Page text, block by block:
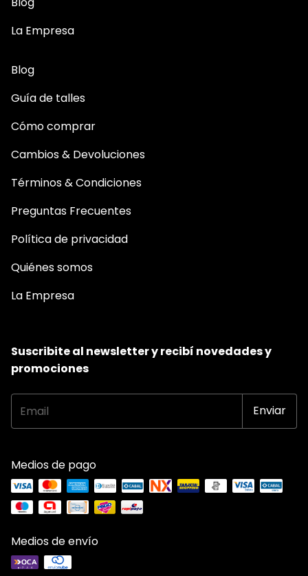
La Empresa
Blog
Guía de talles
Cómo comprar
Cambios & Devoluciones
Términos & Condiciones
Preguntas Frecuentes
Política de privacidad
Quiénes somos
La Empresa
Suscribite al newsletter y recibí novedades y
promociones
Medios de pago
Medios de envío